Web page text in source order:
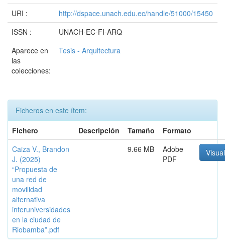
URI :
http://dspace.unach.edu.ec/handle/51000/15450
ISSN :
UNACH-EC-FI-ARQ
Aparece en
las
colecciones:
Tesis - Arquitectura
Ficheros en este ítem:
Fichero
Descripción Tamaño
Formato
Caiza V., Brandon
J. (2025)
“Propuesta de
una red de
movilidad
alternativa
interuniversidades
en la ciudad de
Riobamba”.pdf
9.66 MB
Adobe
PDF